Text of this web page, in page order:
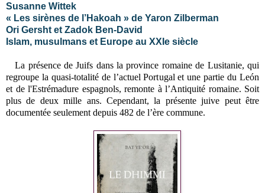
Susanne Wittek
« Les sirènes de l’Hakoah » de Yaron Zilberman
Ori Gersht et Zadok Ben-David
Islam, musulmans et Europe au XXIe siècle
La présence de Juifs dans la province romaine de Lusitanie, qui
regroupe la quasi-totalité de l’actuel Portugal et une partie du León
et de l'Estrémadure espagnols, remonte à l’Antiquité romaine. Soit
plus de deux mille ans. Cependant, la présente juive peut être
documentée seulement depuis 482 de l’ère commune.